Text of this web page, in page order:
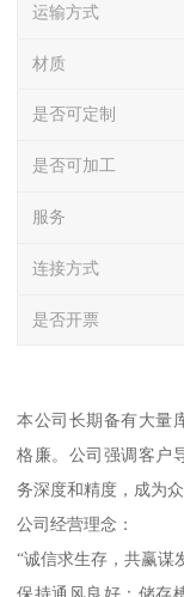
运输方式
材质
是否可定制
是否可加工
服务
连接方式
是否开票
本公司长期备有大量
格廉。公司强调客户
务深度和精度，成为
公司经营理念：
“诚信求生存，共赢谋